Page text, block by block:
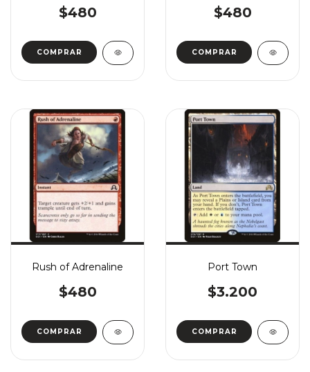
$480
COMPRAR
$480
COMPRAR
Rush of Adrenaline
$480
COMPRAR
Port Town
$3.200
COMPRAR